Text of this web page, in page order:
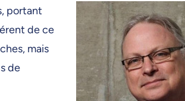
portant
de ce
mais
de